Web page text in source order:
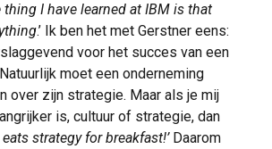
thing I have learned at IBM is that
.’ Ik ben het met Gerstner eens:
voor het succes van een
moet een onderneming
over zijn strategie. Maar als je mij
is, cultuur of strategie, dan
strategy for breakfast!’Daarom